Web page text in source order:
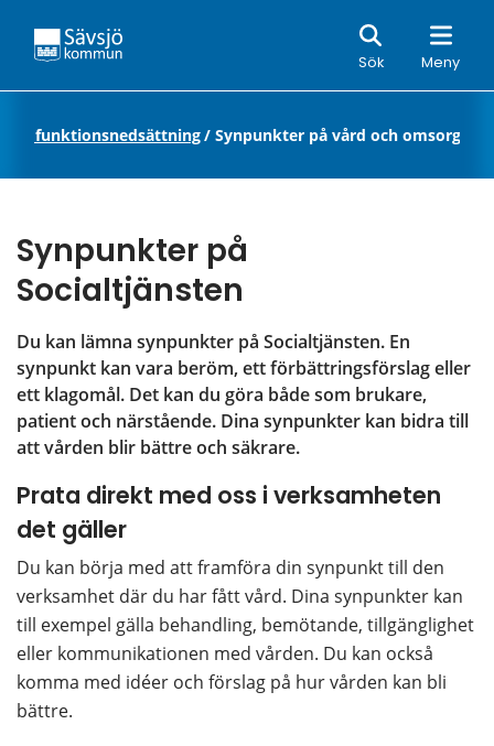
Sök Meny
Sök
funktionsnedsättning/ Synpunkter på vård och omsorg
Synpunkter på
Socialtjänsten
Du kan lämna synpunkter på Socialtjänsten. En
synpunkt kan vara beröm, ett förbättringsförslag eller
ett klagomål. Det kan du göra både som brukare,
patient och närstående. Dina synpunkter kan bidra till
att vården blir bättre och säkrare.
Prata direkt med oss i verksamheten
det gäller
Du kan börja med att framföra din synpunkt till den
verksamhet där du har fått vård. Dina synpunkter kan
till exempel gälla behandling, bemötande, tillgänglighet
eller kommunikationen med vården. Du kan också
komma med idéer och förslag på hur vården kan bli
bättre.